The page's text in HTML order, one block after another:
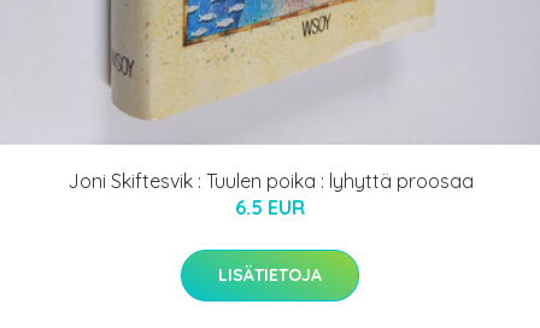
Joni Skiftesvik : Tuulen poika : lyhyttä proosaa
6.5 EUR
LISÄTIETOJA